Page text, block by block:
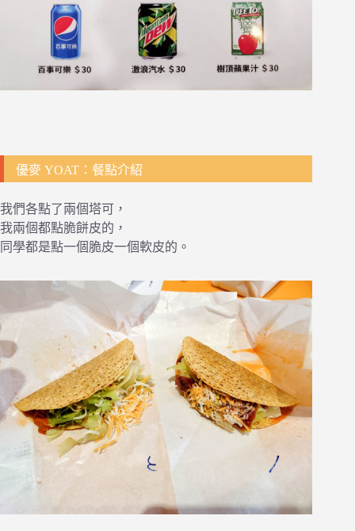
優麥 YOAT：餐點介紹
我們各點了兩個塔可，
我兩個都點脆餅皮的，
同學都是點一個脆皮一個軟皮的。